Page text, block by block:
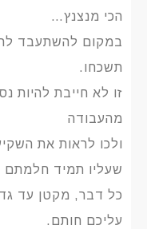
הכי מנצנץ…
במקום להשתעבד
תשכחו.
זו לא חייבת להיות
מהעבודה
ולכו לראות את
שעליו תמיד חלמתם
כל דבר, מקטן עד
עליכם חותם.